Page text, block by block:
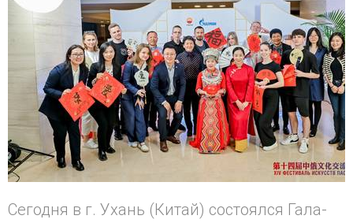
Сегодня в г. Ухань (Китай) состоялся Гала-